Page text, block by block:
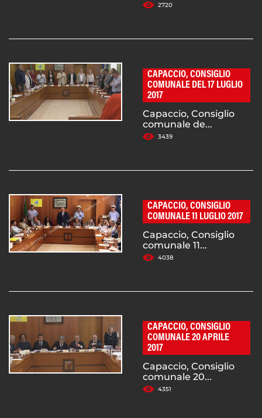
2720
CAPACCIO, CONSIGLIO
COMUNALE DEL 17 LUGLIO
2017
Capaccio, Consiglio
comunale de...
3439
CAPACCIO, CONSIGLIO
COMUNALE 11 LUGLIO 2017
Capaccio, Consiglio
comunale 11...
4038
CAPACCIO, CONSIGLIO
COMUNALE 20 APRILE
2017
Capaccio, Consiglio
comunale 20...
4351